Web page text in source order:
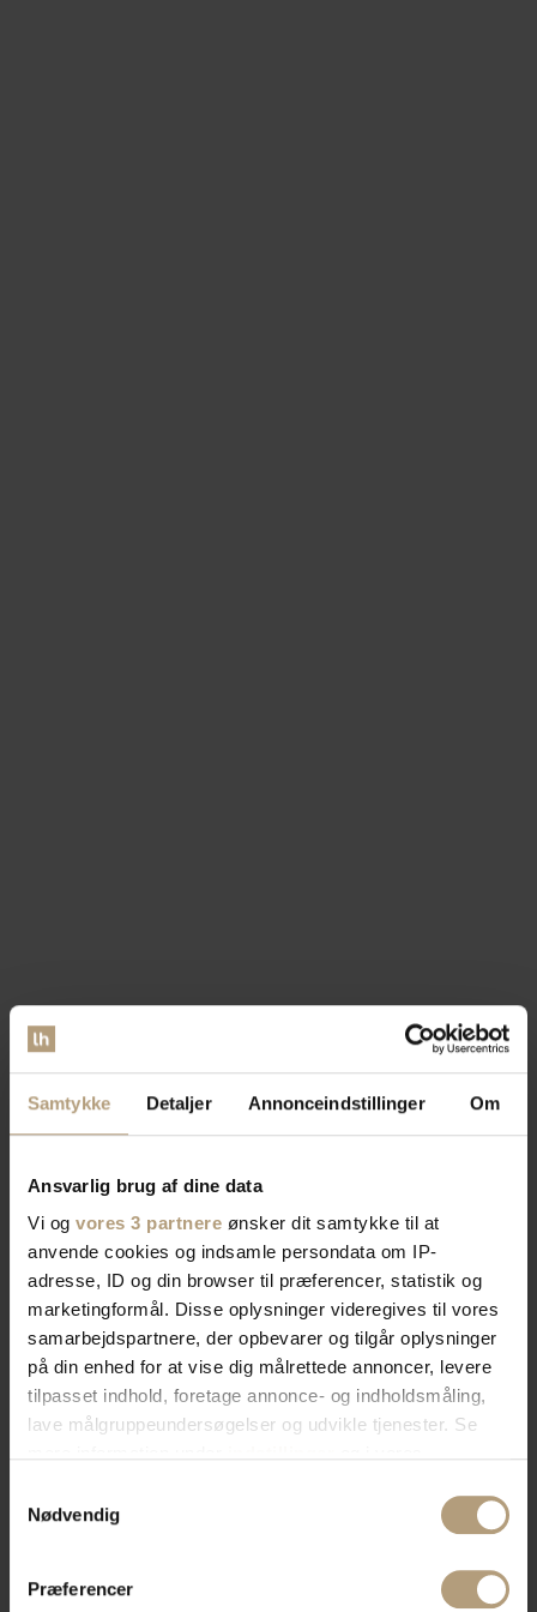
Samtykke Detaljer Annonceindstillinger Om
Ansvarlig brug af dine data
Vi og vores 3 partnere ønsker dit samtykke til at
anvende cookies og indsamle persondata om IP-
adresse, ID og din browser til præferencer, statistik og
marketingformål. Disse oplysninger videregives til vores
samarbejdspartnere, der opbevarer og tilgår oplysninger
på din enhed for at vise dig målrettede annoncer, levere
tilpasset indhold, foretage annonce- og indholdsmåling,
lave målgruppeundersøgelser og udvikle tjenester. Se
tilbage eller ændre indstillinger fra vores
"Cookiedeklaration", eller ved at trykke på "Privacy
Nødvendig
Præferencer